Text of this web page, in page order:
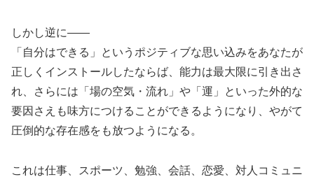
しかし逆に――
「自分はできる」というポジティブな思い込みをあなたが
正しくインストールしたならば、能力は最大限に引き出さ
れ、さらには「場の空気・流れ」や「運」といった外的な
要因さえも味方につけることができるようになり、やがて
圧倒的な存在感をも放つようになる。
これは仕事、スポーツ、勉強、会話、恋愛、対人コミュニ